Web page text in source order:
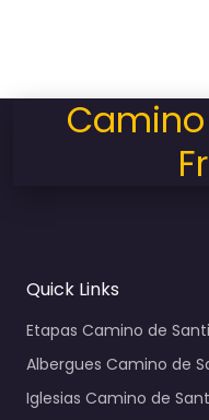
Quick Links
Etapas Camino de
Albergues Camino de
Iglesias Camino de